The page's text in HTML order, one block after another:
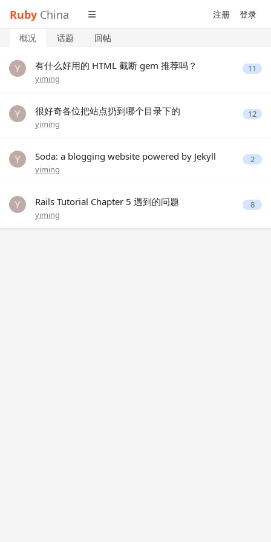
Ruby China 注册 登录
概况 话题 回帖
有什么好用的 HTML 截断 gem 推荐吗？
yiming
11
很好奇各位把站点扔到哪个目录下的
yiming
12
Soda: a blogging website powered by Jekyll
yiming
2
Rails Tutorial Chapter 5 遇到的问题
yiming
8